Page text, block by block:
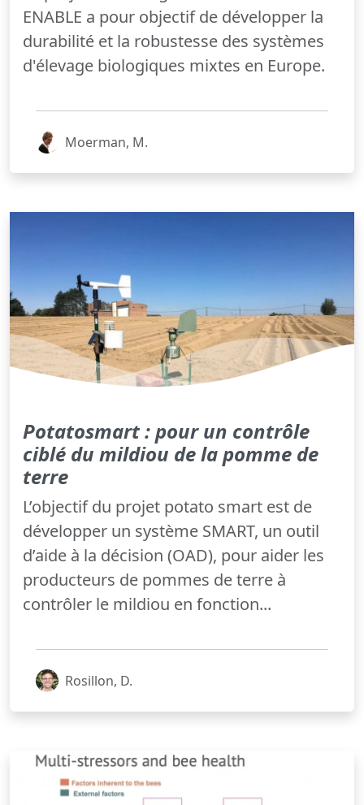
ENABLE a pour objectif de développer la
durabilité et la robustesse des systèmes
d'élevage biologiques mixtes en Europe.
Moerman, M.
Potatosmart : pour un contrôle
ciblé du mildiou de la pomme de
terre
L’objectif du projet potato smart est de
développer un système SMART, un outil
d’aide à la décision (OAD), pour aider les
producteurs de pommes de terre à
contrôler le mildiou en fonction...
Rosillon, D.